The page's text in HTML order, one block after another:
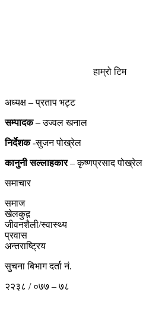
हाम्रो टिम
अध्यक्ष – प्रताप भट्ट
सम्पादक– उज्वल खनाल
निर्देशक-सुजन पोख्रेल
कानुनी सल्लाहकार– कृष्णप्रसाद पोख्रेल
समाचार
समाज
खेलकुद़़
जीवनशैली/स्वास्थ्य
प्रवास
अन्तराष्ट्रिय
सुचना बिभाग दर्ता नं.
२२३८ / ०७७ – ७८